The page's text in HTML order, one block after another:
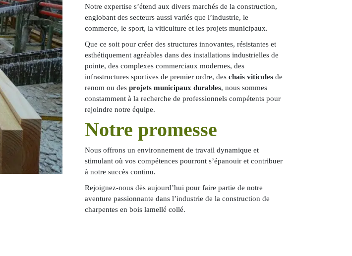
Notre expertise s’étend aux divers marchés de la construction,
englobant des secteurs aussi variés que l’industrie, le
commerce, le sport, la viticulture et les projets municipaux.
Que ce soit pour créer des structures innovantes, résistantes et
esthétiquement agréables dans des installations industrielles de
pointe, des complexes commerciaux modernes, des
infrastructures sportivesde premier ordre, des chais viticolesde
renom ou des projets municipaux durables, nous sommes
constamment à la recherche de professionnels compétents pour
rejoindre notre équipe.
Notre promesse
Nous offrons un environnement de travail dynamique et
stimulant où vos compétences pourront s’épanouir et contribuer
à notre succès continu.
Rejoignez-nous dès aujourd’hui pour faire partie de notre
aventure passionnante dans l’industrie de la construction de
charpentes en bois lamellé collé.